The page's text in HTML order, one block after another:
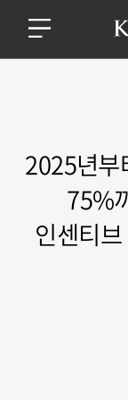
2025년부
75%
인센티